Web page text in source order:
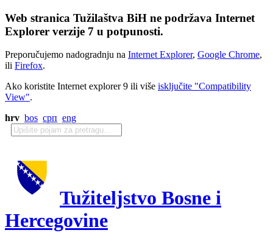
Web stranica Tužilaštva BiH ne podržava Internet
Explorer verzije 7 u potpunosti.
Preporučujemo nadogradnju na Internet Explorer, Google Chrome,
ili Firefox.
Ako koristite Internet explorer 9 ili više isključite "Compatibility
View".
hrv bos срп eng
Tužiteljstvo Bosne i
Hercegovine